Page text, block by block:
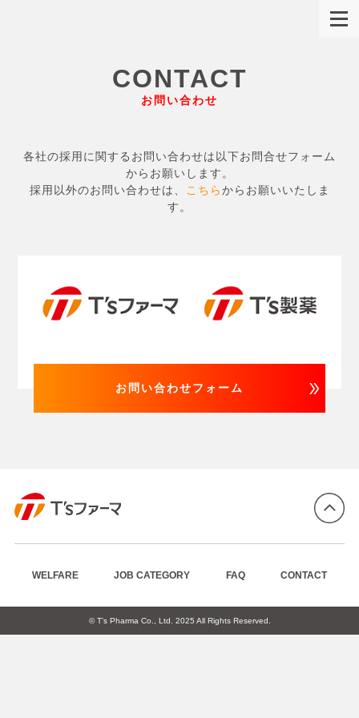
CONTACT
お問い合わせ
各社の採用に関するお問い合わせは以下お問合せフォーム
からお願いします。
採用以外のお問い合わせは、
こちらからお願いいたしま
す。
お問い合わせフォーム
WELFARE JOB CATEGORY FAQ CONTACT
© T's Pharma Co., Ltd. 2025 All Rights Reserved.